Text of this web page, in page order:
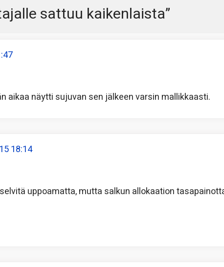
sattuu kaikenlaista”
aikaa näytti sujuvan sen jälkeen varsin mallikkaasti.
18:14
uppoamatta, mutta salkun allokaation